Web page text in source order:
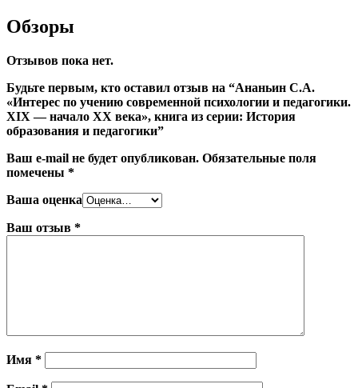
Обзоры
Отзывов пока нет.
Будьте первым, кто оставил отзыв на “Ананьин С.А.
«Интерес по учению современной психологии и педагогики.
XIX — начало XX века», книга из серии: История
образования и педагогики”
Ваш e-mail не будет опубликован. Обязательные поля
помечены *
Ваша оценка
Ваш отзыв *
Имя *